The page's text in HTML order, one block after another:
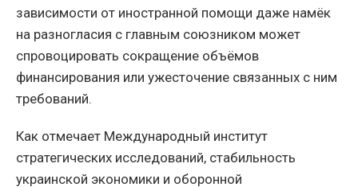
зависимости от иностранной помощи даже намёк
на разногласия с главным союзником может
спровоцировать сокращение объёмов
финансирования или ужесточение связанных с ним
требований.
Как отмечает Международный институт
стратегических исследований, стабильность
украинской экономики и оборонной